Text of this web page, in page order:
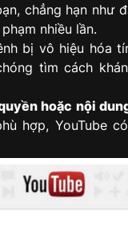
chẳng hạn như
nhiều lần.
bị vô hiệu hóa
tìm cách
hoặc nội
hợp, YouTube